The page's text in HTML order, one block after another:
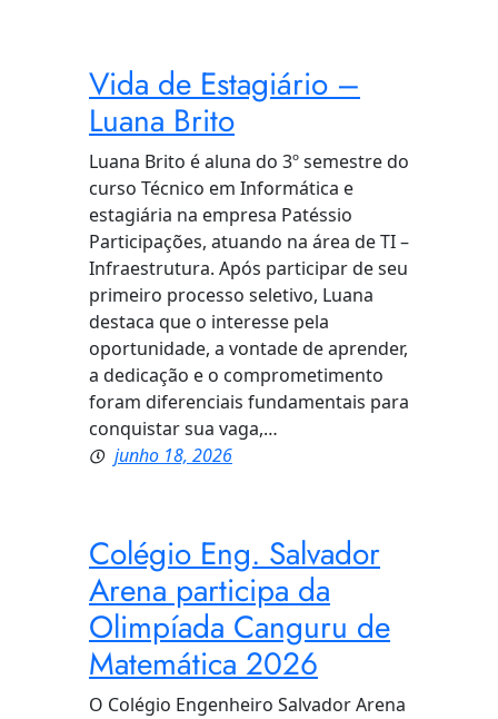
Vida de Estagiário –
Luana Brito
Luana Brito é aluna do 3º semestre do
curso Técnico em Informática e
estagiária na empresa Patéssio
Participações, atuando na área de TI –
Infraestrutura. Após participar de seu
primeiro processo seletivo, Luana
destaca que o interesse pela
oportunidade, a vontade de aprender,
a dedicação e o comprometimento
foram diferenciais fundamentais para
conquistar sua vaga,…
junho 18, 2026
Colégio Eng. Salvador
Arena participa da
Olimpíada Canguru de
Matemática 2026
O Colégio Engenheiro Salvador Arena